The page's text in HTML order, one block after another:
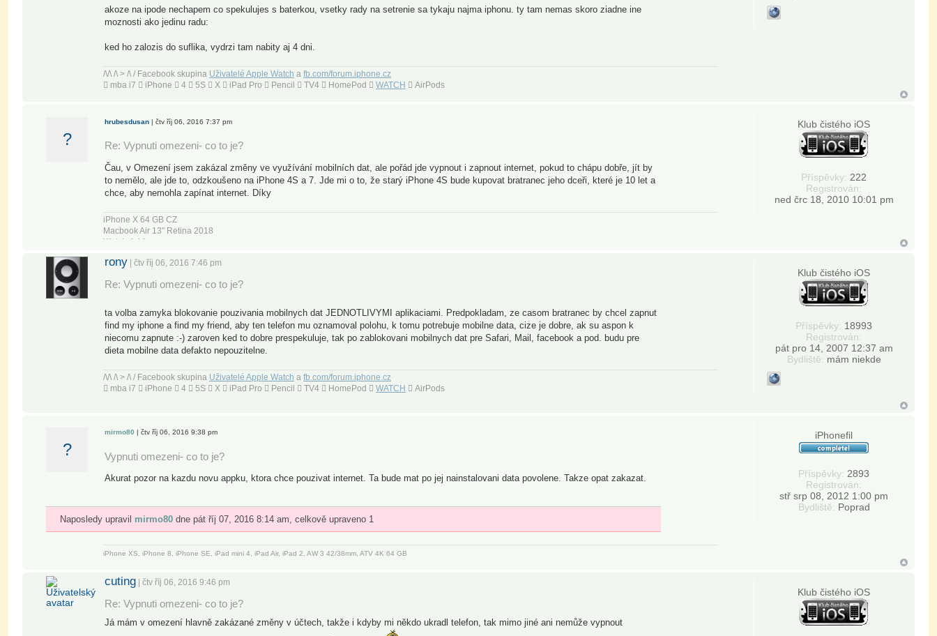
akoze na ipode nechapem co spekulujes s baterkou, vsetky rady na setrenie sa tykaju najma iphonu. ty tam nemas skoro ziadne ine
moznosti ako jedinu radu:
ked ho zalozis do suflika, vydrzi tam nabity aj 4 dni.
/\/\ /\ > /\ / Facebook skupina Uživatelé Apple Watch a fb.com/forum.iphone.cz
 mba i7  iPhone  4  5S  X  iPad Pro  Pencil  TV4  HomePod  WATCH  AirPods
?
hrubesdusan | čtv říj 06, 2016 7:37 pm
Re: Vypnuti omezeni- co to je?
Čau, v Omezení jsem zakázal změny ve využívání mobilních dat, ale pořád jde vypnout i zapnout internet, pokud to chápu dobře, jít by
to nemělo, ale jde to, odzkoušeno na iPhone 4S a 7. Jde mi o to, že starý iPhone 4S bude kupovat bratranec jeho dceři, které je 10 let a
chce, aby nemohla zapínat internet. Díky
iPhone X 64 GB CZ
Macbook Air 13" Retina 2018
Watch 4 44mm
Klub čistého iOS
Příspěvky: 222
Registrován:
ned črc 18, 2010 10:01 pm
rony | čtv říj 06, 2016 7:46 pm
Re: Vypnuti omezeni- co to je?
ta volba zamyka blokovanie pouzivania mobilnych dat JEDNOTLIVYMI aplikaciami. Predpokladam, ze casom bratranec by chcel zapnut
find my iphone a find my friend, aby ten telefon mu oznamoval polohu, k tomu potrebuje mobilne data, cize je dobre, ak su aspon k
niecomu zapnute :-) zaroven ked to dobre prespekuluje, tak po zablokovani mobilnych dat pre Safari, Mail, facebook a pod. budu pre
dieta mobilne data defakto nepouzitelne.
/\/\ /\ > /\ / Facebook skupina Uživatelé Apple Watch a fb.com/forum.iphone.cz
 mba i7  iPhone  4  5S  X  iPad Pro  Pencil  TV4  HomePod  WATCH  AirPods
Klub čistého iOS
Příspěvky: 18993
Registrován:
pát pro 14, 2007 12:37 am
Bydliště: mám niekde
?
mirmo80 | čtv říj 06, 2016 9:38 pm
Vypnuti omezeni- co to je?
Akurat pozor na kazdu novu appku, ktora chce pouzivat internet. Ta bude mat po jej nainstalovani data povolene. Takze opat zakazat.
Naposledy upravil mirmo80 dne pát říj 07, 2016 8:14 am, celkově upraveno 1
iPhone XS, iPhone 8, iPhone SE, iPad mini 4, iPad Air, iPad 2, AW 3 42/38mm, ATV 4K 64 GB
iPhonefil
Příspěvky: 2893
Registrován:
stř srp 08, 2012 1:00 pm
Bydliště: Poprad
cuting | čtv říj 06, 2016 9:46 pm
Re: Vypnuti omezeni- co to je?
Já mám v omezení hlavně zakázané změny v účtech, takže i kdyby mi někdo ukradl telefon, tak mimo jiné ani nemůže vypnout
Klub čistého iOS